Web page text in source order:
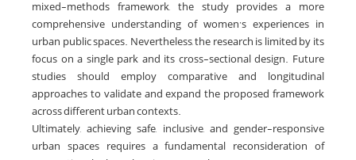
mixed-methods framework, the study provides a more
comprehensive understanding of women’s experiences in
urban public spaces. Nevertheless, the research is limited by its
focus on a single park and its cross-sectional design. Future
studies should employ comparative and longitudinal
approaches to validate and expand the proposed framework
across different urban contexts.
Ultimately, achieving safe, inclusive, and gender-responsive
urban spaces requires a fundamental reconsideration of